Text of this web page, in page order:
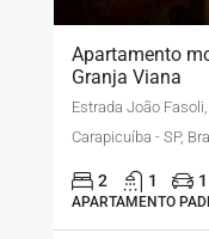
Apartamento
Granja Viana
Estrada João
Carapicuíba - SP,
2 1 1
APARTAMENTO